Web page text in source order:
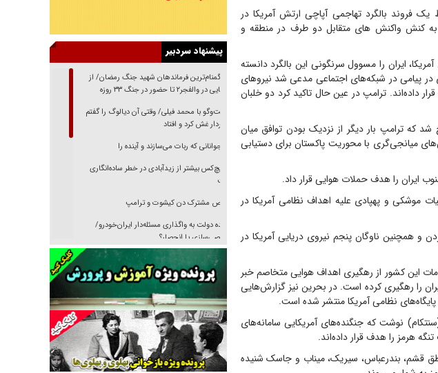
فروند بالگرد تهاجمی آپاچی ارتش آمریکا در
کنش واکنش های متقابل دو طرف در منطقه و
ایران را مسوول سرنگونی این بالگرد دانسته
در پیامی در شبکه‌های اجتماعی مدعی شد نیروهای
داده‌اند. ترامپ در عین حال تاکید کرد دو خلبان
که ترامپ بار دیگر از نزدیک بودن توافق میان
میانجی‌گری با محوریت پاکستان برای دستیابی
ایران را هدف حملات هوایی قرار داد.
موشکی و پهپادی علیه اهداف نظامی آمریکا در
و همچنین ناوگان پنجم نیروی دریایی آمریکا در
این کشور از رهگیری اهداف هوایی متخاصم خبر
را رهگیری کرده است. در بحرین نیز گزارش‌هایی
نظامی آمریکا منتشر شده است.
نوشت که جنگنده‌های آمریکایی سامانه‌های
هرمز را هدف قرار داده‌اند.
قشم، بندرعباس، سیریک، میناب و جاسک شنیده
پیشنهاد سردبیر
از گمنام‌ترین فرماندهان شهید جنگ رمضان/ از
شناسایی در والفجر۲ تا حضور در جنگ ۳۳ روزه
گفت‌وگو با محمد فیلی/ وقتی آن دیالوگ را گفتم
فیلمبردار غش کرد و افتاد
نوجوانانی که ربات می‌سازند و آینده را
هیچ‌کس بیشتر از زیدآبادی در خطر ساده‌انگاری
نیست
رقص مشترک دن کیشوت و ترامپ
دنده دولت به واگذاری مسئله‌دار ایران‌خودرو/
خصوصی‌سازی یا انحصار؟
غریزه‌ی بقا و آقای باقی و رفقا
جراحی‌های زیبایی با مدرک فوق‌دیپلم! + گفت‌وگو
با متهم
گفت‌وگو با همسر یکی از شهدای جنگ رمضان/
پیکر بی‌سر شهید را از انگشت‌های پا شناسایی کردیم
نسلی که آنلاین الگو می‌گیرد